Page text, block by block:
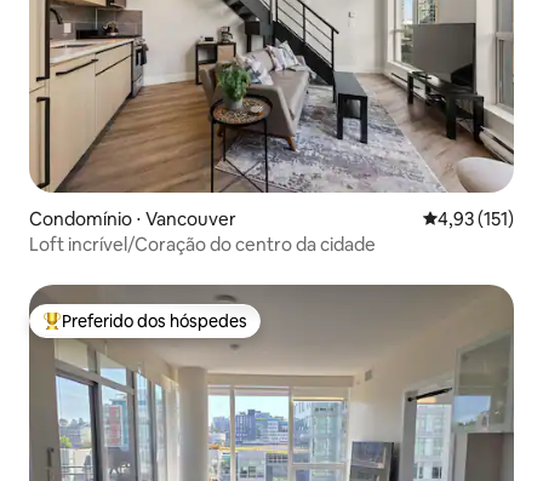
Condomínio ⋅ Vancouver 4,93 de uma
4,93 (151)
Loft incrível/Coração do centro da cidade
Entre os melhores preferidos dos hóspedes
Preferido dos hóspedes